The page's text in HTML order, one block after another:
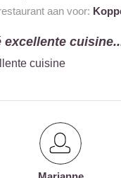
aan voor:
cuisine